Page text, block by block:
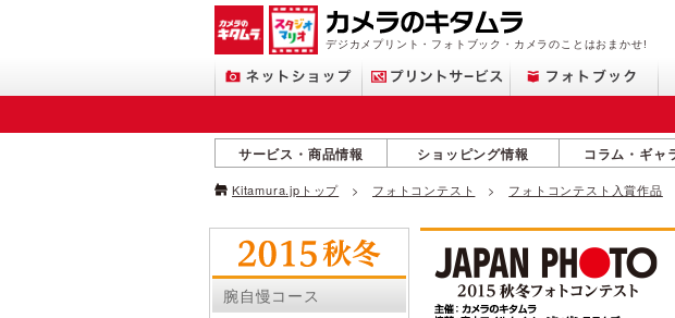
デジカメプリント・フォトブック・カメラのことはおまかせ!
サービス・商品情報 ショッピング情報 コラム・ギャ
Kitamura.jpトップ フォトコンテスト フォトコンテスト入賞作品
腕自慢コース